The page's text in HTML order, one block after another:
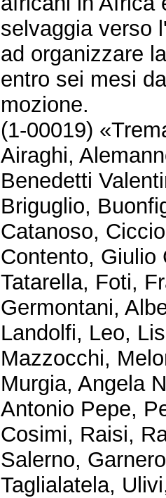
selvaggia verso
ad organizzare
entro sei mesi
mozione.
(1-00019)
Airaghi,
Benedetti
Briguglio,
Catanoso,
Contento, Giulio
Tatarella, Foti,
Germontani,
Landolfi, Leo,
Mazzocchi,
Murgia, Angela
Antonio Pepe,
Cosimi, Raisi,
Salerno,
Taglialatela,